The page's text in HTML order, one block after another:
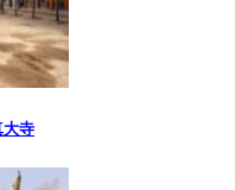
大寺